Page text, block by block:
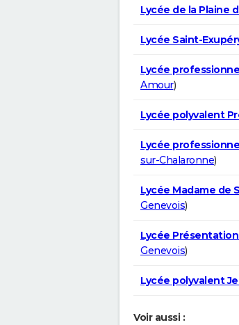
Lycée de la Plaine
Lycée Saint-
Lycée
Amour)
Lycée polyvalent
Lycée
sur-Chalaronne)
Lycée Madame de
Genevois)
Lycée
Genevois)
Lycée polyvalent
Voir aussi :